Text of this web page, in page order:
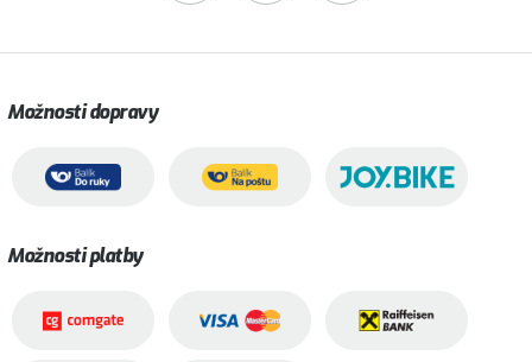
Možnosti dopravy
Možnosti platby